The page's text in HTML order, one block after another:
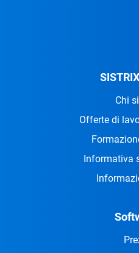
Chi
Offerte di
Informativa